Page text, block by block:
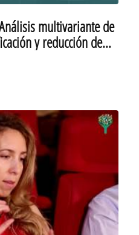
Análisis multivariante de
y reducción de